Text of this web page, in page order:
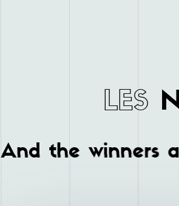
LES
And the winners